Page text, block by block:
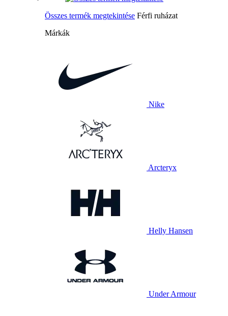
Összes termék megtekintése Férfi ruházat
Márkák
Nike
Arcteryx
Helly Hansen
Under Armour